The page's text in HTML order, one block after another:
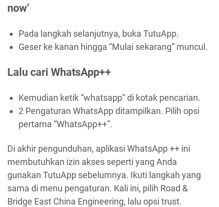
now’
Pada langkah selanjutnya, buka TutuApp.
Geser ke kanan hingga “Mulai sekarang” muncul.
Lalu cari WhatsApp++
Kemudian ketik “whatsapp” di kotak pencarian.
2 Pengaturan WhatsApp ditampilkan. Pilih opsi
pertama “WhatsApp++”.
Di akhir pengunduhan, aplikasi WhatsApp ++ ini
membutuhkan izin akses seperti yang Anda
gunakan TutuApp sebelumnya. Ikuti langkah yang
sama di menu pengaturan. Kali ini, pilih Road &
Bridge East China Engineering, lalu opsi trust.